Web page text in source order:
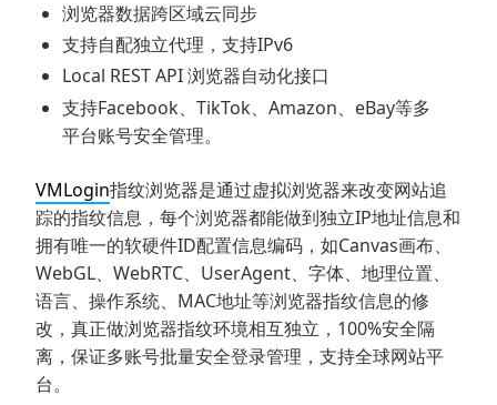
浏览器数据跨区域云同步
支持自配独立代理，支持IPv6
Local REST API 浏览器自动化接口
支持Facebook、TikTok、Amazon、eBay等多
平台账号安全管理。
VMLogin指纹浏览器是通过虚拟浏览器来改变网站追
踪的指纹信息，每个浏览器都能做到独立IP地址信息和
拥有唯一的软硬件ID配置信息编码，如Canvas画布、
WebGL、WebRTC、UserAgent、字体、地理位置、
语言、操作系统、MAC地址等浏览器指纹信息的修
改，真正做浏览器指纹环境相互独立，100%安全隔
离，保证多账号批量安全登录管理，支持全球网站平
台。